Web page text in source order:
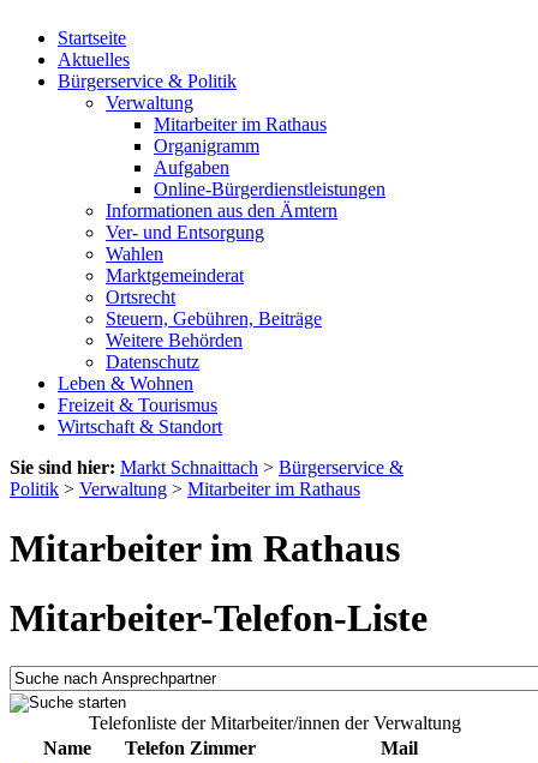
Startseite
Aktuelles
Bürgerservice & Politik
Verwaltung
Mitarbeiter im Rathaus
Organigramm
Aufgaben
Online-Bürgerdienstleistungen
Informationen aus den Ämtern
Ver- und Entsorgung
Wahlen
Marktgemeinderat
Ortsrecht
Steuern, Gebühren, Beiträge
Weitere Behörden
Datenschutz
Leben & Wohnen
Freizeit & Tourismus
Wirtschaft & Standort
Sie sind hier: Markt Schnaittach > Bürgerservice &
Politik > Verwaltung > Mitarbeiter im Rathaus
Mitarbeiter im Rathaus
Mitarbeiter-Telefon-Liste
Telefonliste der Mitarbeiter/innen der Verwaltung
Name
Telefon Zimmer
Mail